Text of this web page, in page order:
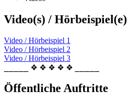
Video(s) / Hörbeispiel(e)
Video / Hörbeispiel 1
Video / Hörbeispiel 2
Video / Hörbeispiel 3
⎯⎯⎯⎯⎯ ❖ ❖ ❖ ❖ ❖ ⎯⎯⎯⎯⎯
Öffentliche Auftritte